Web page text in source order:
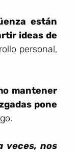
están
ideas de
personal,
mantener
pone
veces, nos